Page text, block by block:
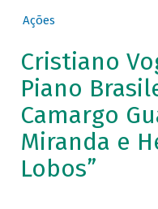
Ações
Cristiano
Piano
Camargo
Miranda e
Lobos”